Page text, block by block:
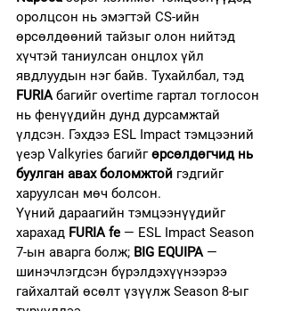
оролцсон нь эмэгтэй CS-ийн
өрсөлдөөний тайзыг олон нийтэд
хүчтэй таниулсан онцлох үйл
явдлуудын нэг байв. Тухайлбал, тэд
FURIA багийг overtime гартал тоглосон
нь фенүүдийн дунд дурсамжтай
үлдсэн. Гэхдээ ESL Impact тэмцээний
үеэр Valkyries багийг өрсөлдөгчид нь
буулган авах боломжтой гэдгийг
харуулсан мөч болсон.
Үүний дараагийн тэмцээнүүдийг
харахад FURIA fe — ESL Impact Season
7-ын аварга болж; BIG EQUIPA —
шинэчлэгдсэн бүрэлдэхүүнээрээ
гайхалтай өсөлт үзүүлж Season 8-ыг